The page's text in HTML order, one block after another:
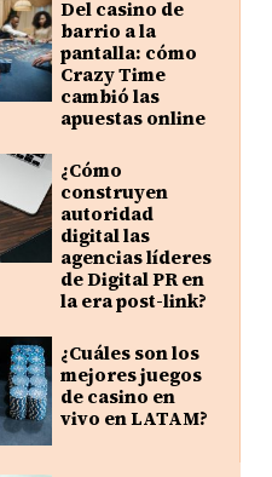
Del casino de
barrio a la
pantalla: cómo
Crazy Time
cambió las
apuestas online
¿Cómo
construyen
autoridad
digital las
agencias líderes
de Digital PR en
la era post-link?
¿Cuáles son los
mejores juegos
de casino en
vivo en LATAM?